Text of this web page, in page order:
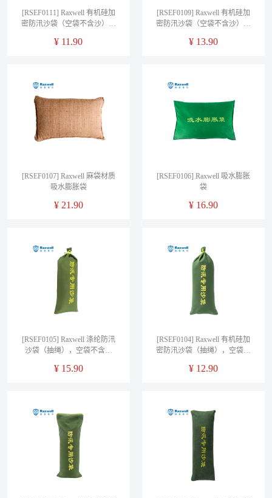
[RSEF0111] Raxwell 有机硅加
密防汛沙袋（空袋不含沙）反
700*300mm 售卖规格：1个
¥ 11.90
[RSEF0109] Raxwell 有机硅加
密防汛沙袋（空袋不含沙）双
700*300mm 售卖规格：1个
¥ 13.90
[RSEF0107] Raxwell 麻袋材质
吸水膨胀袋
¥ 21.90
[RSEF0106] Raxwell 吸水膨胀
袋
¥ 16.90
[RSEF0105] Raxwell 涤纶防汛
沙袋（抽绳），空袋不含沙
¥ 15.90
[RSEF0104] Raxwell 有机硅加
密防汛沙袋（抽绳），空袋不
¥ 12.90